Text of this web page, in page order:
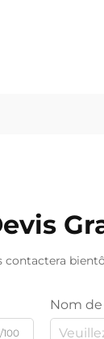
contactera
100
Nom